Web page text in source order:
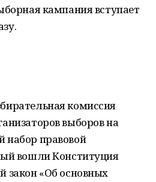
кампания вступает
комиссия
выборов на
набор правовой
вошли Конституция
закон «Об основных